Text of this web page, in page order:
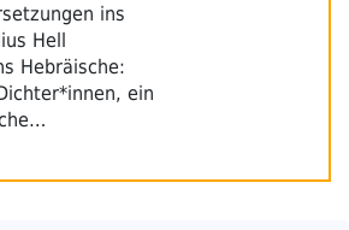
ins
Hell
Hebräische:
ein